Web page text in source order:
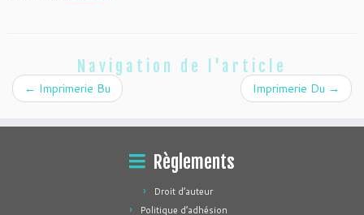
Navigation de l'article
← Imprimerie Bu Imprimerie Du →
Règlements
Droit d’auteur
Politique d’adhésion